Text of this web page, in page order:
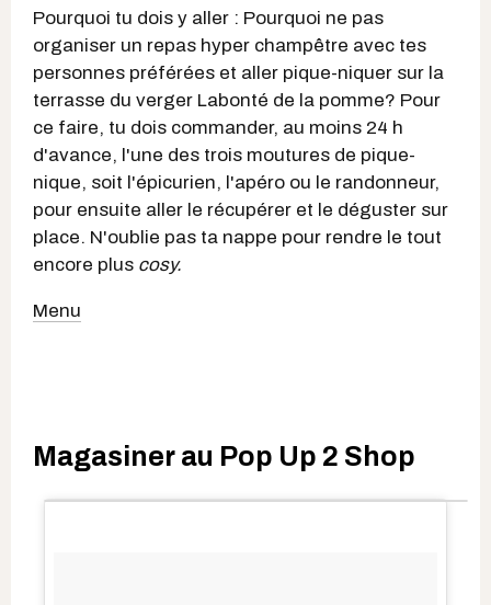
Pourquoi tu dois y aller : Pourquoi ne pas
organiser un repas hyper champêtre avec tes
personnes préférées et aller pique-niquer sur la
terrasse du verger Labonté de la pomme? Pour
ce faire, tu dois commander, au moins 24 h
d'avance, l'une des trois moutures de pique-
nique, soit l'épicurien, l'apéro ou le randonneur,
pour ensuite aller le récupérer et le déguster sur
place. N'oublie pas ta nappe pour rendre le tout
encore plus cosy.
Menu
Magasiner au Pop Up 2 Shop